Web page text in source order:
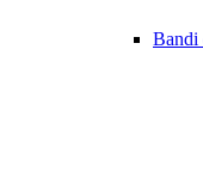
Bandi